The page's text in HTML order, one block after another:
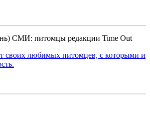
СМИ: питомцы редакции Time Out
своих любимых питомцев, с которыми и